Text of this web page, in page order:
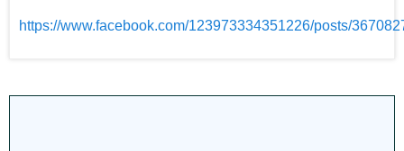
https://www.facebook.com/123973334351226/posts/